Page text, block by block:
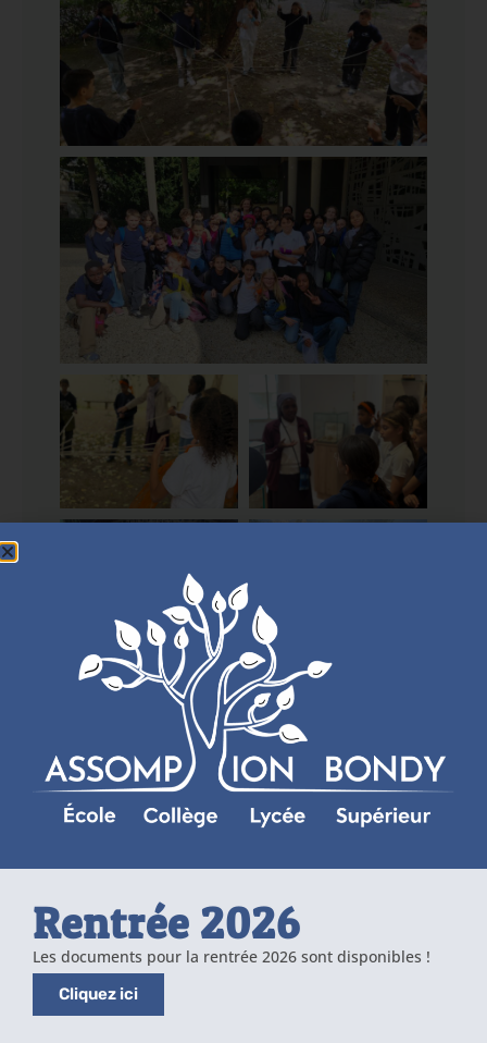
Rentrée 2026
Les documents pour la rentrée 2026 sont disponibles !
Cliquez ici